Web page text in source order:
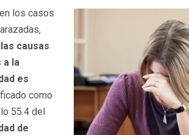
los casos
causas
a la
es
como
55.4 del
de